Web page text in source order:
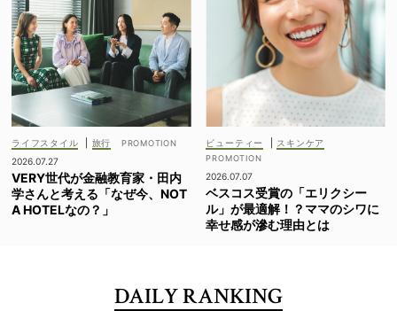
ライフスタイル
旅行
2026.07.27
VERY世代が金融教育家・田内
学さんと考える「なぜ今、NOT
A HOTELなの？」
ビューティー スキンケア
2026.07.07
ベスコス受賞の「エリクシー
ル」が最適解！？ママのシワに
幸せ感が滲む理由とは
DAILY RANKING